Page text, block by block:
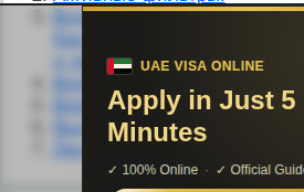
Водяное хозяйство
бассейны для охлаждения
и принцип действия.
Волноводные фильтры
Вопрос 3. Сглаживающие
Высокоскоростные фильтры
Двухслойные фильтры